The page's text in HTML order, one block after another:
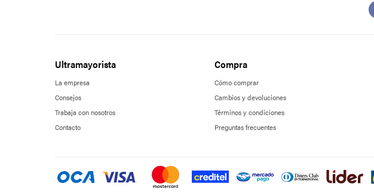
Ultramayorista
La empresa
Consejos
Trabaja con nosotros
Contacto
Compra
Cómo comprar
Cambios y devoluciones
Términos y condiciones
Preguntas frecuentes